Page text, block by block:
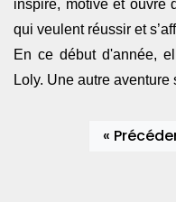
inspire, motive et ouvre
qui veulent réussir et
En ce début d'année,
Loly. Une autre
«